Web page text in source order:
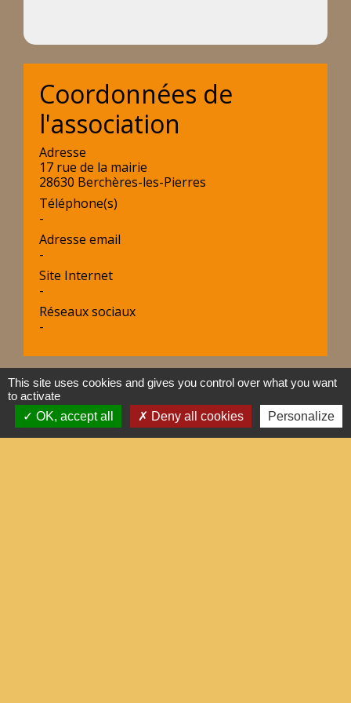
Coordonnées de
l'association
Adresse
17 rue de la mairie
28630 Berchères-les-Pierres
Téléphone(s)
-
Adresse email
-
Site Internet
-
Réseaux sociaux
-
This site uses cookies and gives you control over what you want
to activate
OK, accept all
Deny all cookies Personalize